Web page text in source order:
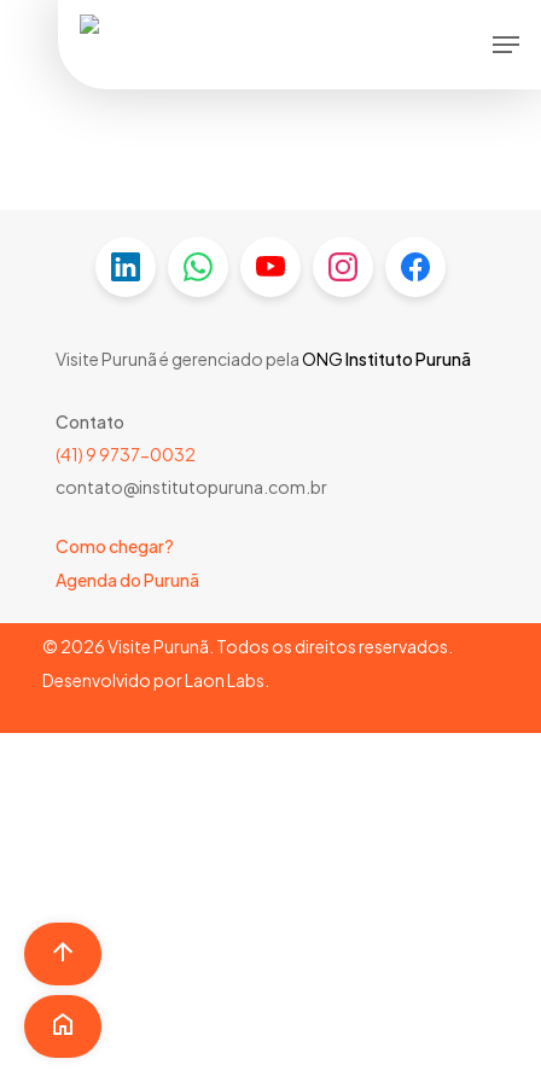
Visite Purunã é gerenciado pelaONGInstituto Purunã
Contato
(41) 9 9737-0032
contato@institutopuruna.com.br
Como chegar?
Agenda do Purunã
© 2026Visite Purunã. Todos os direitos reservados.
Desenvolvido porLaon Labs